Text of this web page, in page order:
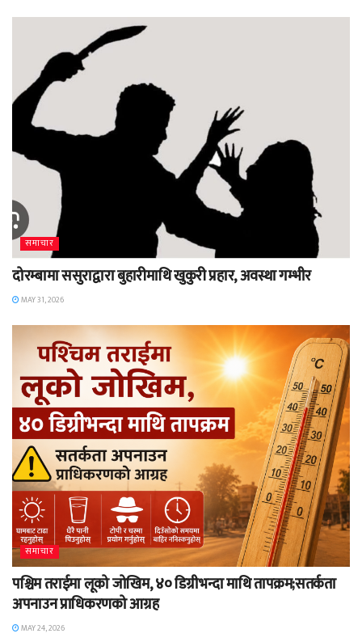
समाचार
दोरम्बामा ससुराद्वारा बुहारीमाथि खुकुरी प्रहार, अवस्था गम्भीर
MAY 31, 2026
समाचार
पश्चिम तराईमा लूको जोखिम, ४० डिग्रीभन्दा माथि तापक्रम;सतर्कता
अपनाउन प्राधिकरणको आग्रह
MAY 24, 2026